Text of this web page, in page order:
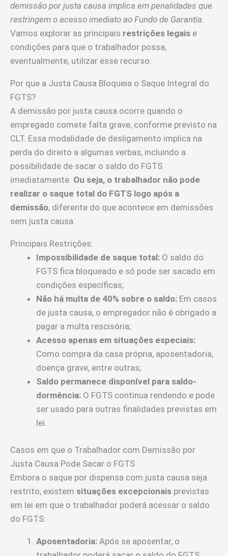
demissão por justa causa implica em penalidades que
restringem o acesso imediato ao Fundo de Garantia.
Vamos explorar as principais restrições legais e
condições para que o trabalhador possa,
eventualmente, utilizar esse recurso.
Por que a Justa Causa Bloqueia o Saque Integral do
FGTS?
A demissão por justa causa ocorre quando o
empregado comete falta grave, conforme previsto na
CLT. Essa modalidade de desligamento implica na
perda do direito a algumas verbas, incluindo a
possibilidade de sacar o saldo do FGTS
imediatamente. Ou seja, o trabalhador não pode
realizar o saque total do FGTS logo após a
demissão, diferente do que acontece em demissões
sem justa causa.
Principais Restrições:
Impossibilidade de saque total: O saldo do
FGTS fica bloqueado e só pode ser sacado em
condições específicas;
Não há multa de 40% sobre o saldo: Em casos
de justa causa, o empregador não é obrigado a
pagar a multa rescisória;
Acesso apenas em situações especiais:
Como compra da casa própria, aposentadoria,
doença grave, entre outras;
Saldo permanece disponível para saldo-
dormência: O FGTS continua rendendo e pode
ser usado para outras finalidades previstas em
lei.
Casos em que o Trabalhador com Demissão por
Justa Causa Pode Sacar o FGTS
Embora o saque por dispensa com justa causa seja
restrito, existem situações excepcionais previstas
em lei em que o trabalhador poderá acessar o saldo
do FGTS:
Aposentadoria: Após se aposentar, o